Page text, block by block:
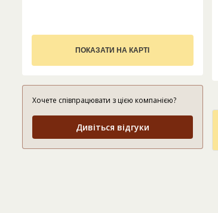
ПОКАЗАТИ НА КАРТІ
Хочете співпрацювати з цією компанією?
Дивіться відгуки